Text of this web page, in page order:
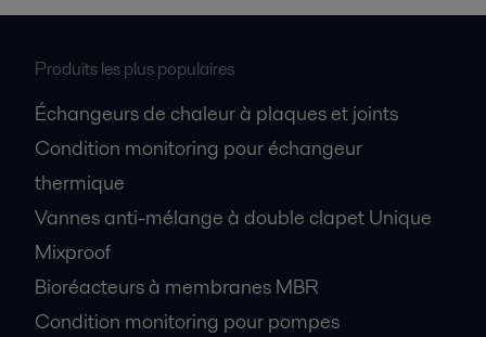
Produits les plus populaires
Échangeurs de chaleur à plaques et joints
Condition monitoring pour échangeur
thermique
Vannes anti-mélange à double clapet Unique
Mixproof
Bioréacteurs à membranes MBR
Condition monitoring pour pompes